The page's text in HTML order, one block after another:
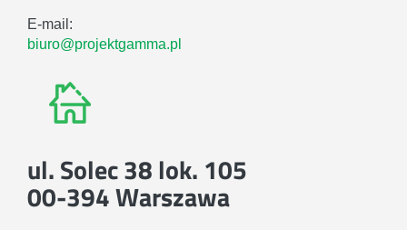
E-mail:
biuro@projektgamma.pl
ul. Solec 38 lok. 105
00-394 Warszawa